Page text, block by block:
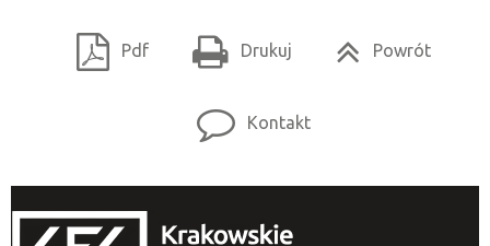
Pdf Drukuj Powrót
Kontakt